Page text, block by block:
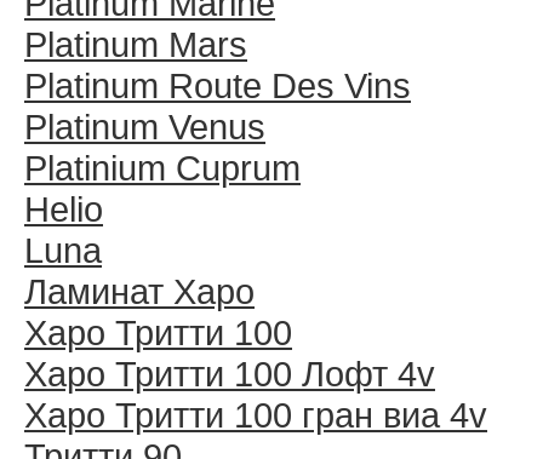
Platinum Mars
Platinum Route Des Vins
Platinum Venus
Platinium Cuprum
Helio
Luna
Ламинат Харо
Харо Тритти 100
Харо Тритти 100 Лофт 4v
Харо Тритти 100 гран виа 4v